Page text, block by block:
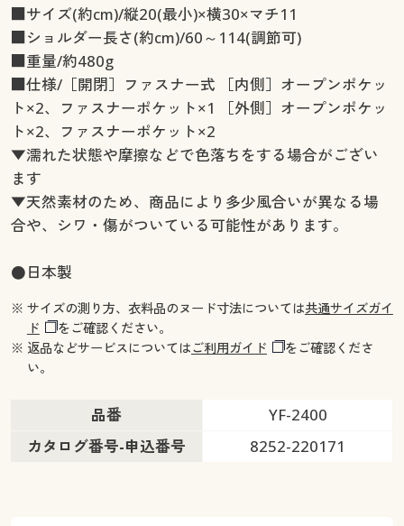
■サイズ(約cm)/縦20(最小)×横30×マチ11
■ショルダー長さ(約cm)/60～114(調節可)
■重量/約480g
■仕様/［開閉］ファスナー式 ［内側］オープンポケッ
ト×2、ファスナーポケット×1 ［外側］オープンポケッ
ト×2、ファスナーポケット×2
▼濡れた状態や摩擦などで色落ちをする場合がござい
ます
▼天然素材のため、商品により多少風合いが異なる場
合や、シワ・傷がついている可能性があります。
●日本製
※ サイズの測り方、衣料品のヌード寸法については共通サイズガイ
ド
をご確認ください。
※ 返品などサービスについてはご利用ガイド
をご確認くださ
い。
品番
YF-2400
カタログ番号-申込番号
8252-220171